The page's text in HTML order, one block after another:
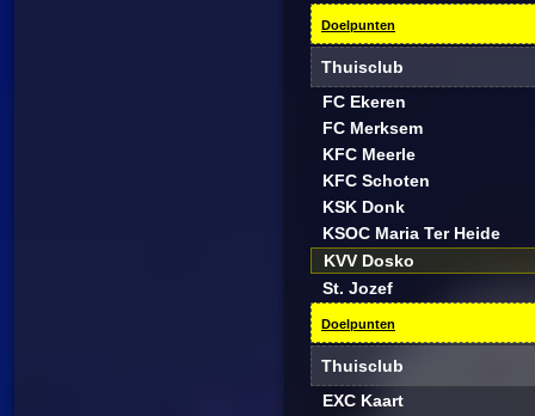
Doelpunten
Thuisclub
FC Ekeren
FC Merksem
KFC Meerle
KFC Schoten
KSK Donk
KSOC Maria Ter Heide
KVV Dosko
St. Jozef
Doelpunten
Thuisclub
EXC Kaart